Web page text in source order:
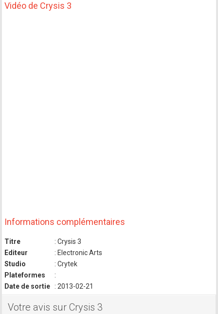
Vidéo de Crysis 3
Informations complémentaires
Titre
: Crysis 3
Editeur
: Electronic Arts
Studio
: Crytek
Plateformes
:
Date de sortie
: 2013-02-21
Votre avis sur Crysis 3